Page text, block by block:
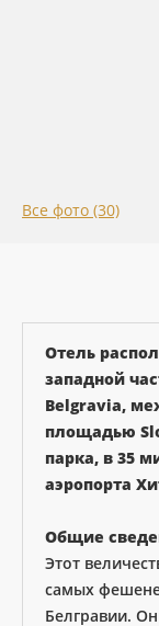
Все фото (30)
Отель
западной
Belgravia,
площадью
парка, в 35
аэропорта
Общие
Этот
самых
Белгравии.